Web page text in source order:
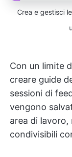
Crea e gestisci
Con un limite
creare guide
sessioni di
vengono
area di lavoro,
condivisibili